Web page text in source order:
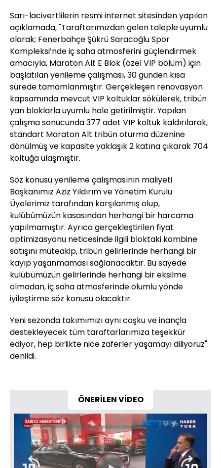
Sarı-lacivertlilerin resmi internet sitesinden yapılan
açıklamada, "Taraftarımızdan gelen taleple uyumlu
olarak; Fenerbahçe Şükrü Saracoğlu Spor
Kompleksi’nde iç saha atmosferini güçlendirmek
amacıyla, Maraton Alt E Blok (özel VIP bölüm) için
başlatılan yenileme çalışması, 30 günden kısa
sürede tamamlanmıştır. Gerçekleşen renovasyon
kapsamında mevcut VIP koltuklar sökülerek, tribün
yan bloklarla uyumlu hale getirilmiştir. Yapılan
çalışma sonucunda 377 adet VIP koltuk kaldırılarak,
standart Maraton Alt tribün oturma düzenine
dönülmüş ve kapasite yaklaşık 2 katına çıkarak 704
koltuğa ulaşmıştır.
Söz konusu yenileme çalışmasının maliyeti
Başkanımız Aziz Yıldırım ve Yönetim Kurulu
Üyelerimiz tarafından karşılanmış olup,
kulübümüzün kasasından herhangi bir harcama
yapılmamıştır. Ayrıca gerçekleştirilen fiyat
optimizasyonu neticesinde ilgili bloktaki kombine
satışını müteakip, tribün gelirlerinde herhangi bir
kayıp yaşanmaması sağlanacaktır. Bu sayede
kulübümüzün gelirlerinde herhangi bir eksilme
olmadan, iç saha atmosferinde olumlu yönde
iyileştirme söz konusu olacaktır.
Yeni sezonda takımımızı aynı coşku ve inançla
destekleyecek tüm taraftarlarımıza teşekkür
ediyor, hep birlikte nice zaferler yaşamayı diliyoruz"
denildi.
ÖNERİLEN VİDEO